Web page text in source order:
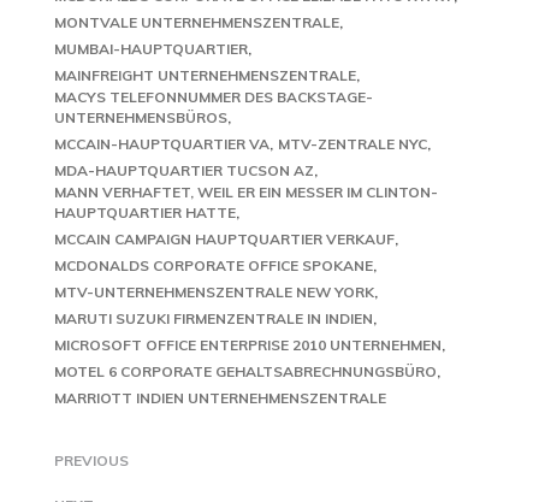
MONTVALE UNTERNEHMENSZENTRALE
MUMBAI-HAUPTQUARTIER
MAINFREIGHT UNTERNEHMENSZENTRALE
MACYS TELEFONNUMMER DES BACKSTAGE-
UNTERNEHMENSBÜROS
MCCAIN-HAUPTQUARTIER VA MTV-ZENTRALE NYC
MDA-HAUPTQUARTIER TUCSON AZ
MANN VERHAFTET, WEIL ER EIN MESSER IM CLINTON-
HAUPTQUARTIER HATTE
MCCAIN CAMPAIGN HAUPTQUARTIER VERKAUF
MCDONALDS CORPORATE OFFICE SPOKANE
MTV-UNTERNEHMENSZENTRALE NEW YORK
MARUTI SUZUKI FIRMENZENTRALE IN INDIEN
MICROSOFT OFFICE ENTERPRISE 2010 UNTERNEHMEN
MOTEL 6 CORPORATE GEHALTSABRECHNUNGSBÜRO
MARRIOTT INDIEN UNTERNEHMENSZENTRALE
PREVIOUS